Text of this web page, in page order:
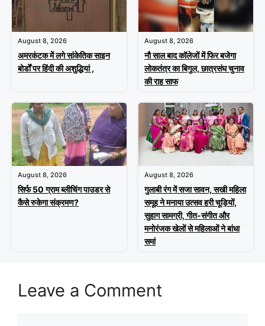
August 8, 2026
अमरकंटक में लगे सांकेतिक साइन
बोर्डों पर हिंदी की अशुद्धियां ,
August 8, 2026
नौ साल बाद कॉलेजों में फिर बजेगा
लोकतंत्र का बिगुल, छात्रसंघ चुनाव
की राह साफ
August 8, 2026
सिर्फ 50 ग्राम ब्लीचिंग पाउडर से
कैसे रुकेगा संक्रमण?
August 8, 2026
गुलाबी रंग में सजा सावन, सखी महिला
समूह ने मनाया उत्सव हरी चूड़ियों,
सुहाग सामग्री, गीत-संगीत और
मनोरंजक खेलों से महिलाओं ने बांधा
समां
Leave a Comment